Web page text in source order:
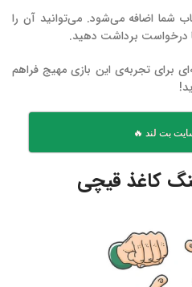
شما اضافه می‌شود. می‌توانید آن را
درخواست برداشت دهید.
برای تجربه‌ی این بازی مهیج فراهم
بت لند 🔥
کاغذ قیچی